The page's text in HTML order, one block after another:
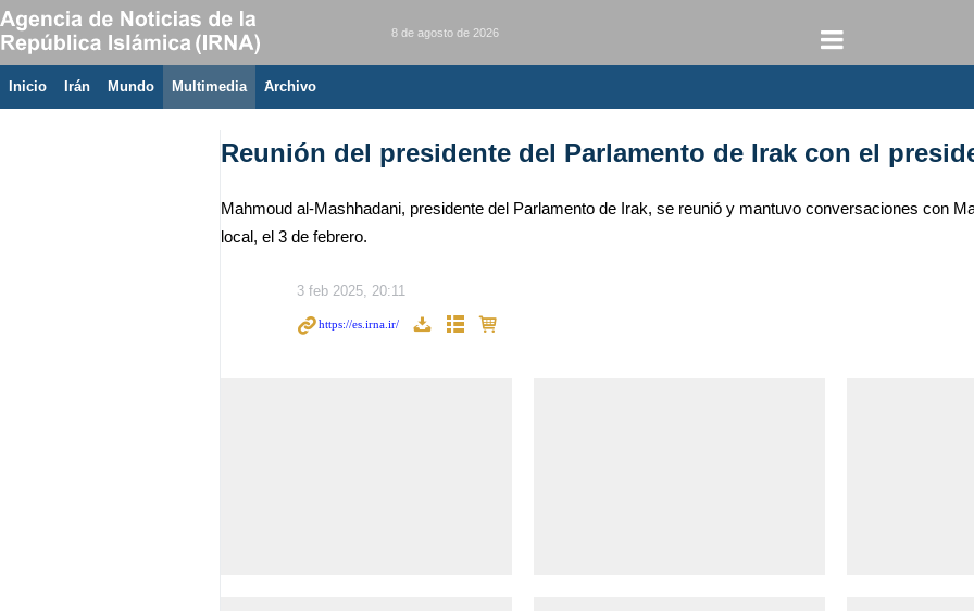
8 de agosto de 2026
Inicio Irán Mundo Multimedia َArchivo
Reunión del presidente del Parlamento de Irak con el
Mahmoud al-Mashhadani, presidente del Parlamento de Irak, se reunió y mantuvo conversaciones con
local, el 3 de febrero.
3 feb 2025, 20:11